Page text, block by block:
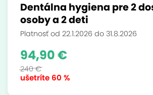
Dentálna hygiena pre 2
osoby a 2 deti
Platnosť od 22.1.2026 do 31.8.2026
ušetríte 60 %
94,90 €
240 €